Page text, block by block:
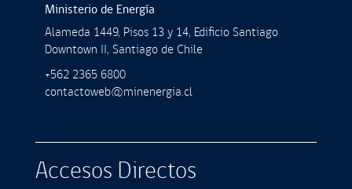
Ministerio de Energía
Alameda 1449, Pisos 13 y 14, Ediﬁcio Santiago
Downtown II, Santiago de Chile
+562 2365 6800
contactoweb@minenergia.cl
Accesos Directos